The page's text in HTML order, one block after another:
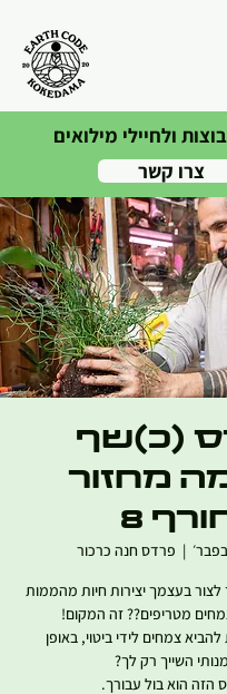
ולחיילי מילואים
צרו קשר
(כ)שף
מחזור
8
  |
פרדס חנה כרכור
בעצמך יצירות חיות מהממות
צמחים לידי ביטוי, באופן